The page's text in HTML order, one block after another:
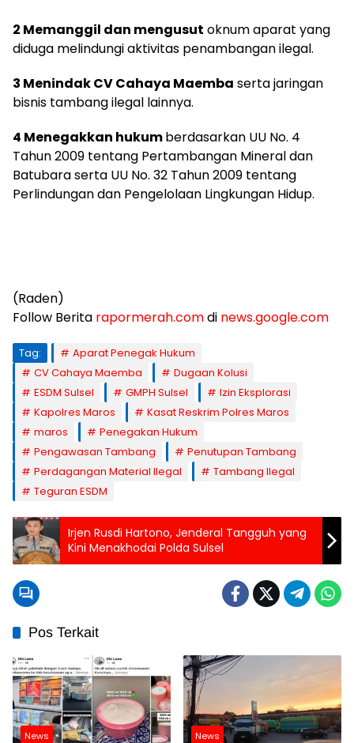
2 Memanggil dan mengusut oknum aparat yang
diduga melindungi aktivitas penambangan ilegal.
3 Menindak CV Cahaya Maemba serta jaringan
bisnis tambang ilegal lainnya.
4 Menegakkan hukumberdasarkan UU No. 4
Tahun 2009 tentang Pertambangan Mineral dan
Batubara serta UU No. 32 Tahun 2009 tentang
Perlindungan dan Pengelolaan Lingkungan Hidup.
(Raden)
Follow Berita rapormerah.comdi news.google.com
Tag:
Aparat Penegak Hukum
CV Cahaya Maemba
Dugaan Kolusi
ESDM Sulsel
GMPH Sulsel
Izin Eksplorasi
Kapolres Maros
Kasat Reskrim Polres Maros
maros
Penegakan Hukum
Pengawasan Tambang
Penutupan Tambang
Perdagangan Material Ilegal
Tambang Ilegal
Teguran ESDM
Irjen Rusdi Hartono, Jenderal Tangguh yang
Kini Menakhodai Polda Sulsel
Pos Terkait
News News